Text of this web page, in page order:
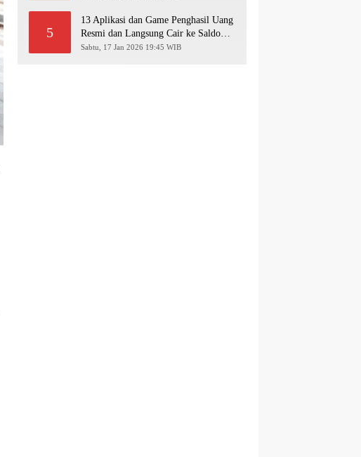
5
13 Aplikasi dan Game Penghasil Uang
Resmi dan Langsung Cair ke Saldo
Dana 2026
Sabtu, 17 Jan 2026 19:45 WIB